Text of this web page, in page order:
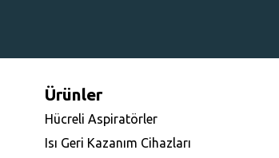
Ürünler
Hücreli Aspiratörler
Isı Geri Kazanım Cihazları